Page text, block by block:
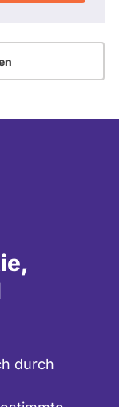
durch